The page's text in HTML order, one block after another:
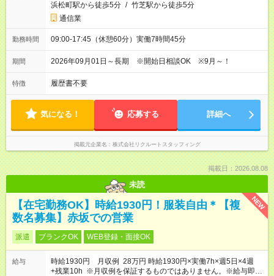
浜松町駅から徒歩5分 / 竹芝駅から徒歩5分
通信業
勤務時間 09:00-17:45（休憩60分）実働7時間45分
期間 2026年09月01日～長期 ※開始日相談OK ※9月～！
特徴 履歴書不要
気になる！ 応募する 詳細へ
掲載元企業名 株式会社リクルートスタッフィング
掲載日：2026.08.08
未読
NEW
【在宅勤務OK】時給1930円！服装自由＊【複
数名募集】赤坂での営業
派遣 ブランクOK WEB登録・面接OK
給与
時給1930円 月収例 28万円 時給1930円×実働7h×週5日×4週
+残業10h ※月収例を保証するものではありません。※給与即受